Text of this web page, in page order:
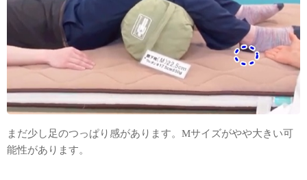
まだ少し足のつっぱり感があります。Mサイズがやや大きい可
能性があります。